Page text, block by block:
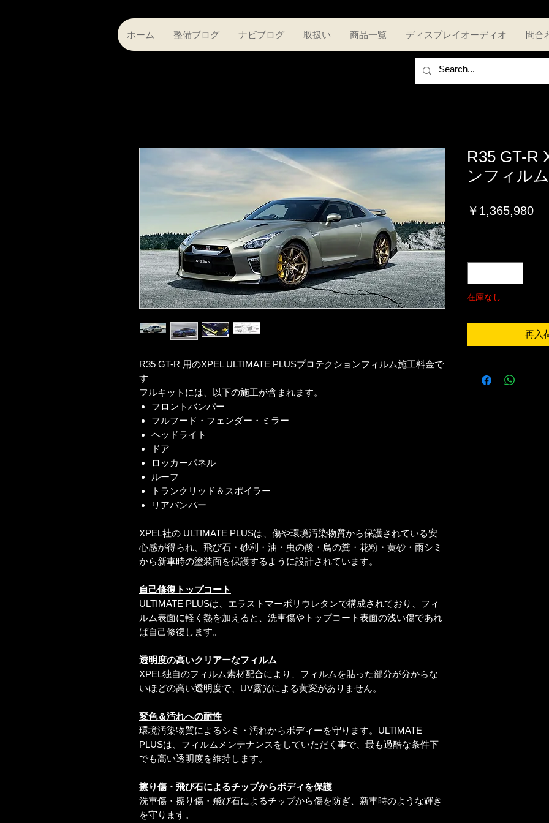
ホーム 整備ブログ ナビブログ 取扱い 商品一覧 ディスプレイオーディオ 問合
R35 GT-R 用のXPEL ULTIMATE PLUSプロテクションフィルム施工料金で
す
フルキットには、以下の施工が含まれます。
フロントバンパー
フルフード・フェンダー・ミラー
ヘッドライト
ドア
ロッカーパネル
ルーフ
トランクリッド＆スポイラー
リアバンパー
XPEL社の ULTIMATE PLUSは、傷や環境汚染物質から保護されている安
心感が得られ、飛び石・砂利・油・虫の酸・鳥の糞・花粉・黄砂・雨シミ
から新車時の塗装面を保護するように設計されています。
自己修復トップコート
ULTIMATE PLUSは、エラストマーポリウレタンで構成されており、フィ
ルム表面に軽く熱を加えると、洗車傷やトップコート表面の浅い傷であれ
ば自己修復します。
透明度の高いクリアーなフィルム
XPEL独自のフィルム素材配合により、フィルムを貼った部分が分からな
いほどの高い透明度で、UV露光による黄変がありません。
変色＆汚れへの耐性
環境汚染物質によるシミ・汚れからボディーを守ります。ULTIMATE
PLUSは、フィルムメンテナンスをしていただく事で、最も過酷な条件下
でも高い透明度を維持します。
擦り傷・飛び石によるチップからボディを保護
洗車傷・擦り傷・飛び石によるチップから傷を防ぎ、新車時のような輝き
を守ります。
R35 GT-R
ンフィル
￥1,365,980価
在庫なし
再入